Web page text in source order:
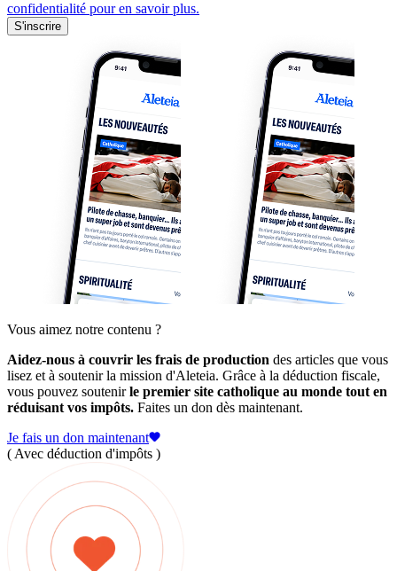
confidentialité pour en savoir plus.
S'inscrire
Vous aimez notre contenu ?
Aidez-nous à couvrir les frais de production des articles que vous
lisez et à soutenir la mission d'Aleteia. Grâce à la déduction fiscale,
vous pouvez soutenirle premier site catholique au monde tout en
réduisant vos impôts. Faites un don dès maintenant.
Je fais un don maintenant
( Avec déduction d'impôts )